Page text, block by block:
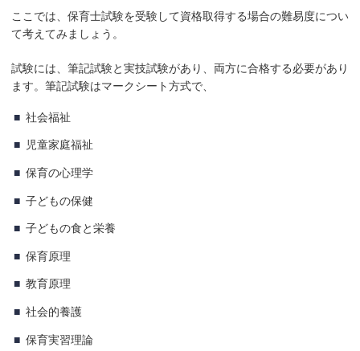
ここでは、保育士試験を受験して資格取得する場合の難易度につい
て考えてみましょう。
試験には、筆記試験と実技試験があり、両方に合格する必要があり
ます。筆記試験はマークシート方式で、
社会福祉
児童家庭福祉
保育の心理学
子どもの保健
子どもの食と栄養
保育原理
教育原理
社会的養護
保育実習理論